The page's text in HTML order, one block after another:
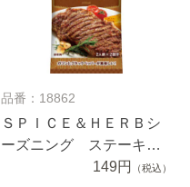
品番：18862
ＳＰＩＣＥ＆ＨＥＲＢシ
ーズニング ステーキ
149円 （税込）